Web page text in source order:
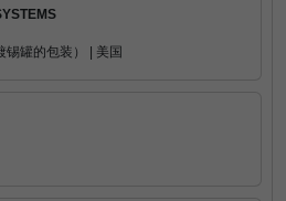
罐的包装） | 美国